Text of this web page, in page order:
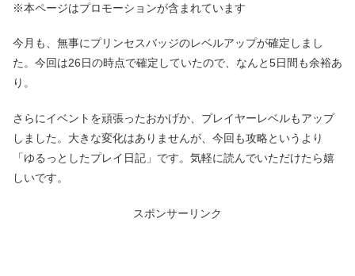
※本ページはプロモーションが含まれています
今月も、無事にプリンセスバッジのレベルアップが確定しまし
た。今回は26日の時点で確定していたので、なんと5日間も余裕あ
り。
さらにイベントを頑張ったおかげか、プレイヤーレベルもアップ
しました。大きな変化はありませんが、今回も攻略というより
「ゆるっとしたプレイ日記」です。気軽に読んでいただけたら嬉
しいです。
スポンサーリンク